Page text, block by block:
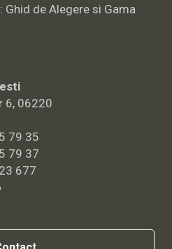
de Alegere si Gama
6, 06220
79 35
79 37
677